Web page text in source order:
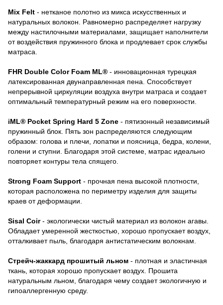
Mix Felt - нетканое полотно из микса искусственных и
натуральных волокон. Равномерно распределяет нагрузку
между настилочными материалами, защищает наполнители
от воздействия пружинного блока и продлевает срок службы
матраса.
FHR Double Color Foam ML® - инновационная турецкая
латексированная двунаправленная пена. Способствует
непрерывной циркуляции воздуха внутри матраса и создает
оптимальный температурный режим на его поверхности.
iML® Pocket Spring Hard 5 Zone - пятизонный независимый
пружинный блок. Пять зон распределяются следующим
образом: голова и плечи, лопатки и поясница, бедра, колени,
голени и ступни. Благодаря этой системе, матрас идеально
повторяет контуры тела спящего.
Strong Foam Support - прочная пена высокой плотности,
которая расположена по периметру изделия для защиты
краев от деформации.
Sisal Coir- экологически чистый материал из волокон агавы.
Обладает умеренной жесткостью, хорошо пропускает воздух,
отталкивает пыль, благодаря антистатическим волокнам.
Стрейч-жаккард прошитый льном - плотная и эластичная
ткань, которая хорошо пропускает воздух. Прошита
натуральным льном, благодаря чему создает экологичную и
гипоаллергенную среду.